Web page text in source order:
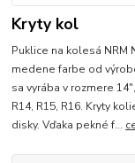
Kryty kol
Puklice na kolesá
medene farbe od
sa vyrába v rozmere
R14, R15, R16. Kryty
disky. Vďaka pekné f...